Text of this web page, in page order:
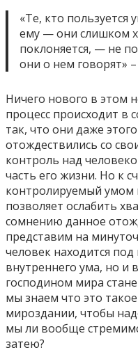
«Те, кто пользуется
ему — они слишком
поклоняется, — не
они о нем говорят»
Ничего нового в этом
процесс происходит в
так, что они даже
отождествились со
контроль над
часть его жизни. Но к
контролируемый
позволяет ослабить
сомнению данное
представим на
человек находится
внутреннего ума, но и
господином мира
мы знаем что это такое
мироздании, чтобы
мы ли вообще
затею?